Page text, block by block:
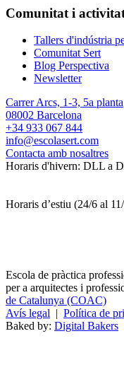
Comunitat i
Tallers d'indústria
Comunitat Sert
Blog Perspectiva
Newsletter
Carrer Arcs, 1-3, 5a planta
08002 Barcelona
+34 933 067 844
info@escolasert.com
Contacta amb nosaltres
Horaris d'hivern: DLL a
Horaris d’estiu (24/6 al
Escola de pràctica
per a arquitectes i
de Catalunya (COAC)
Avís legal | Política de
Baked by: Digital Bakers